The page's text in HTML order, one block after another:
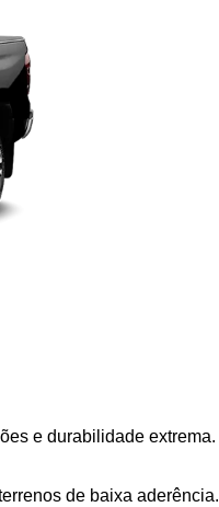
e durabilidade extrema.
de baixa aderência.